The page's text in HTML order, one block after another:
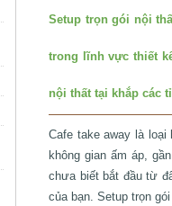
Setup trọn gói nội
trong lĩnh vực thiết
nội thất tại khắp các
Cafe take away là
không gian ấm áp,
chưa biết bắt đầu từ
của bạn. Setup trọn